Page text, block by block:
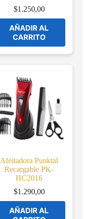
$1.250,00
AÑADIR AL
CARRITO
Afeitadora Punktal
Recargable PK-
HC2016
$1.290,00
AÑADIR AL